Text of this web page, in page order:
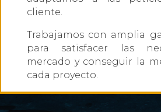
cliente.
Trabajamos con amplia
para satisfacer las
mercado y conseguir la
cada proyecto.